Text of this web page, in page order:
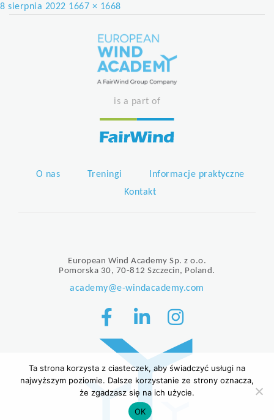
Posted
8 sierpnia 2022 Full
1667 × 1668
is a part of
O nas Treningi
Informacje praktyczne
Kontakt
European Wind Academy Sp. z o.o.
Pomorska 30, 70-812 Szczecin, Poland.
academy@e-windacademy.com
Ta strona korzysta z ciasteczek, aby świadczyć usługi na
najwyższym poziomie. Dalsze korzystanie ze strony oznacza,
że zgadzasz się na ich użycie.
OK